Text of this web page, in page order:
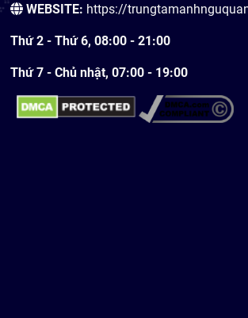
WEBSITE: https://
Thứ 2 - Thứ 6, 08:00 - 21:00
Thứ 7 - Chủ nhật, 07:00 - 19:00